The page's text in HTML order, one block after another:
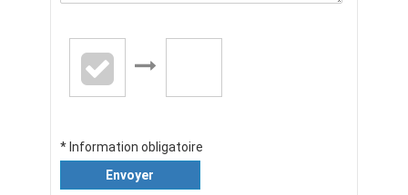
* Information obligatoire
Envoyer